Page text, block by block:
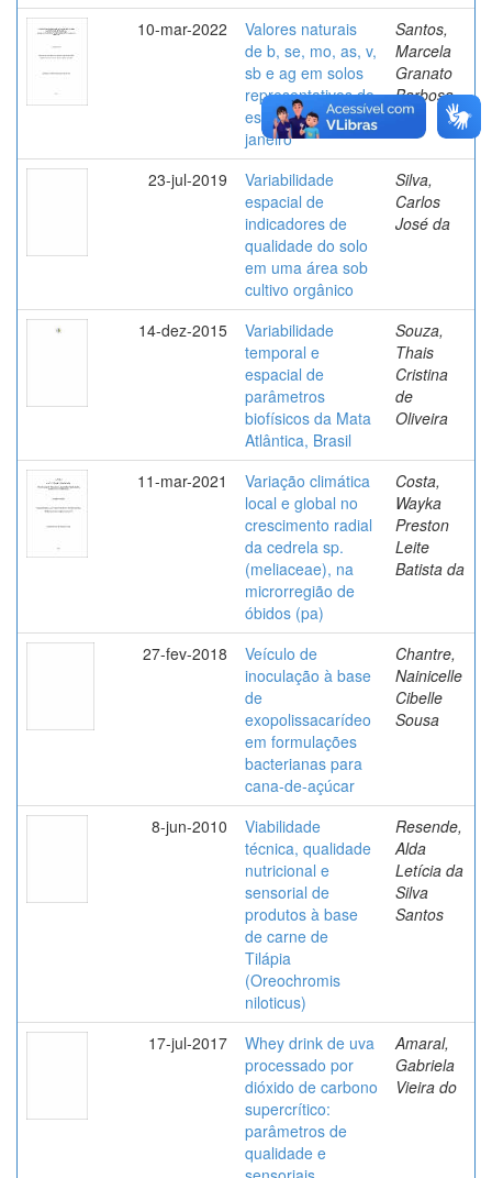
10-mar-2022
Valores naturais
de b, se, mo, as, v,
sb e ag em solos
representativos do
estado do rio de
janeiro
Santos,
Marcela
Granato
Barbosa
dos
23-jul-2019
Variabilidade
espacial de
indicadores de
qualidade do solo
em uma área sob
cultivo orgânico
Silva,
Carlos
José da
14-dez-2015
Variabilidade
temporal e
espacial de
parâmetros
biofísicos da Mata
Atlântica, Brasil
Souza,
Thais
Cristina
de
Oliveira
11-mar-2021
Variação climática
local e global no
crescimento radial
da cedrela sp.
(meliaceae), na
microrregião de
óbidos (pa)
Costa,
Wayka
Preston
Leite
Batista da
27-fev-2018
Veículo de
inoculação à base
de
exopolissacarídeo
em formulações
bacterianas para
cana-de-açúcar
Chantre,
Nainicelle
Cibelle
Sousa
8-jun-2010
Viabilidade
técnica, qualidade
nutricional e
sensorial de
produtos à base
de carne de
Tilápia
(Oreochromis
niloticus)
Resende,
Alda
Letícia da
Silva
Santos
17-jul-2017
Whey drink de uva
processado por
dióxido de carbono
supercrítico:
parâmetros de
qualidade e
Amaral,
Gabriela
Vieira do